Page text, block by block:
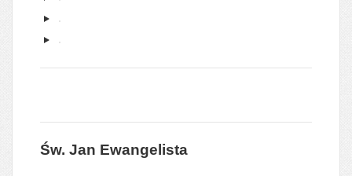
Św. Jan Ewangelista